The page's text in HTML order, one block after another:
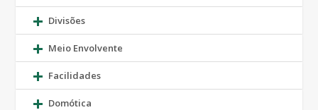
Divisões
Meio Envolvente
Facilidades
Domótica